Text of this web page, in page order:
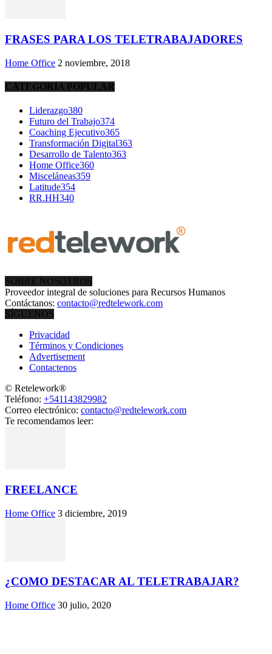
FRASES PARA LOS TELETRABAJADORES
Home Office 2 noviembre, 2018
CATEGORÍA POPULAR
Liderazgo380
Futuro del Trabajo374
Coaching Ejecutivo365
Transformación Digital363
Desarrollo de Talento363
Home Office360
Misceláneas359
Latitude354
RR.HH340
SOBRE NOSOTROS
Proveedor integral de soluciones para Recursos Humanos
Contáctanos: contacto@redtelework.com
SÍGUENOS
Privacidad
Términos y Condiciones
Advertisement
Contactenos
© Retelework®
Teléfono: +541143829982
Correo electrónico: contacto@redtelework.com
Te recomendamos leer:
FREELANCE
Home Office 3 diciembre, 2019
¿COMO DESTACAR AL TELETRABAJAR?
Home Office 30 julio, 2020